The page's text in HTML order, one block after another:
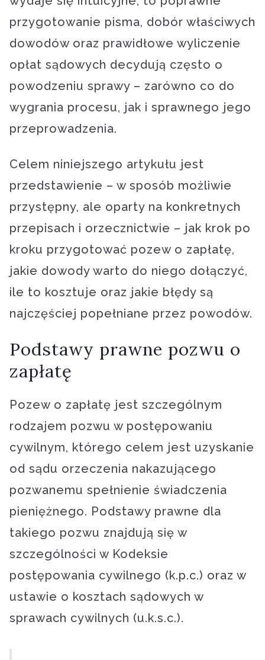
przygotowanie pisma, dobór właściwych
dowodów oraz prawidłowe wyliczenie
opłat sądowych decydują często o
powodzeniu sprawy – zarówno co do
wygrania procesu, jak i sprawnego jego
przeprowadzenia.
Celem niniejszego artykułu jest
przedstawienie – w sposób możliwie
przystępny, ale oparty na konkretnych
przepisach i orzecznictwie – jak krok po
kroku przygotować pozew o zapłatę,
jakie dowody warto do niego dołączyć,
ile to kosztuje oraz jakie błędy są
najczęściej popełniane przez powodów.
Podstawy prawne pozwu o
zapłatę
Pozew o zapłatę jest szczególnym
rodzajem pozwu w postępowaniu
cywilnym, którego celem jest uzyskanie
od sądu orzeczenia nakazującego
pozwanemu spełnienie świadczenia
pieniężnego. Podstawy prawne dla
takiego pozwu znajdują się w
szczególności w Kodeksie
postępowania cywilnego (k.p.c.) oraz w
ustawie o kosztach sądowych w
sprawach cywilnych (u.k.s.c.).